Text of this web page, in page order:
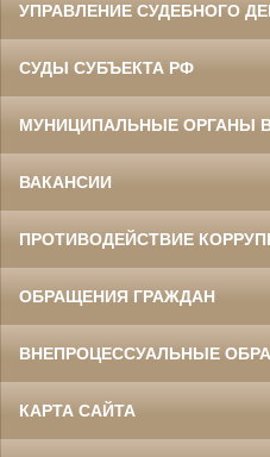
УПРАВЛЕНИЕ СУДЕБНОГО
СУДЫ СУБЪЕКТА РФ
МУНИЦИПАЛЬНЫЕ ОРГАНЫ
ВАКАНСИИ
ПРОТИВОДЕЙСТВИЕ
ОБРАЩЕНИЯ ГРАЖДАН
ВНЕПРОЦЕССУАЛЬНЫЕ
КАРТА САЙТА